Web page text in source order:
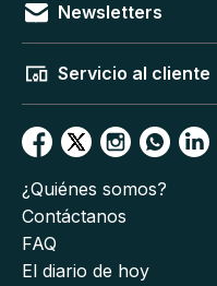
Newsletters
Servicio al cliente
¿Quiénes somos?
Contáctanos
FAQ
El diario de hoy